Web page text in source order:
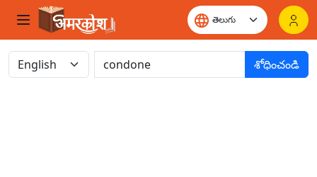
శోధించండి